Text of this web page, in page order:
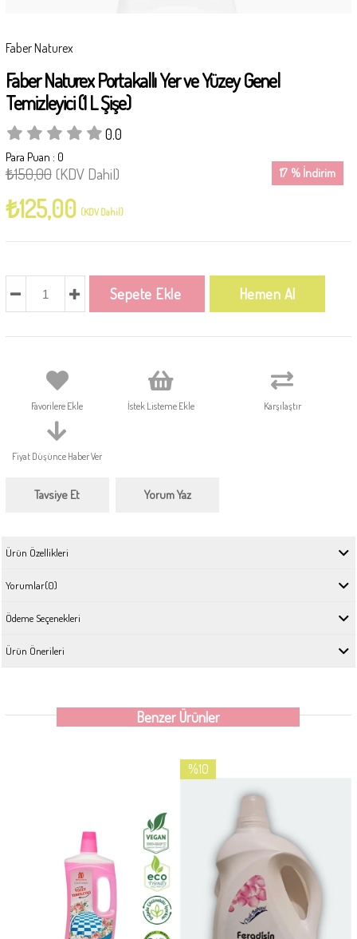
Faber Naturex
Faber Naturex Portakallı Yer ve Yüzey Genel
Temizleyici (1 L Şişe)
0.0
Para Puan : 0
%
17 İndirim
₺150,00 (KDV Dahil)
₺125,00 (KDV Dahil)
Favorilere Ekle İstek Listeme Ekle Karşılaştır
Fiyat Düşünce Haber Ver
Tavsiye Et Yorum Yaz
Ürün Özellikleri
Yorumlar(0)
Ödeme Seçenekleri
Ürün Önerileri
Benzer Ürünler
%10